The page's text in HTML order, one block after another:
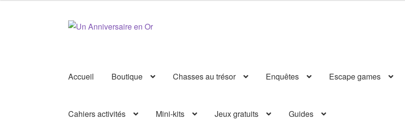
Aller
Aller
Accueil Boutique Chasses au trésor Enquêtes Escape games
Cahiers activités Mini-kits Jeux gratuits Guides